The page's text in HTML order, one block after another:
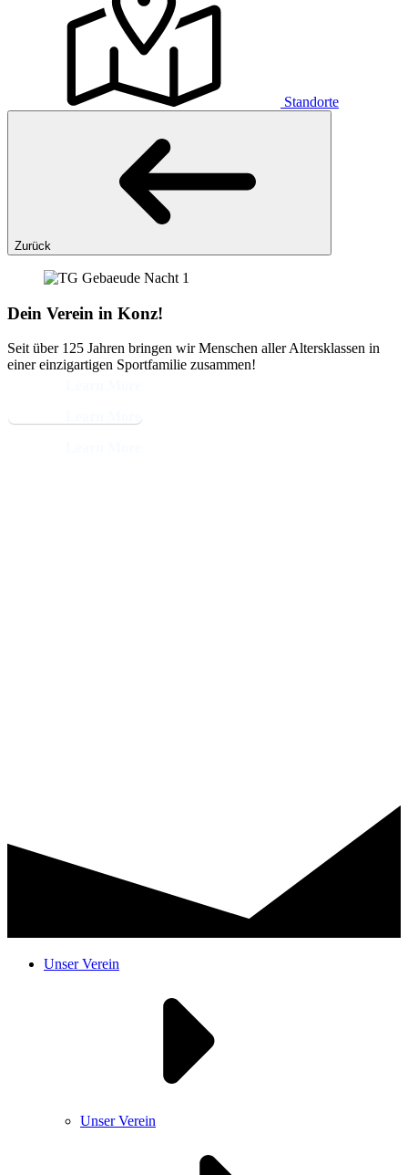
Standorte
Zurück
Dein Verein in Konz!
Seit über 125 Jahren bringen wir Menschen aller Altersklassen in
einer einzigartigen Sportfamilie zusammen!
Unser Verein
Unser Verein